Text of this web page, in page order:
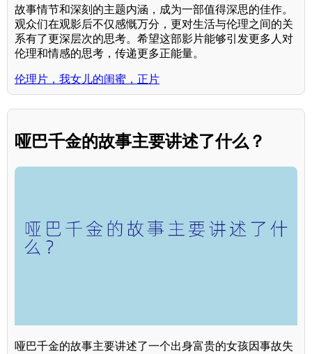
故事情节和深刻的主题内涵，成为一部值得深思的佳作。
观众们在观影后不仅感慨万分，更对生活与伦理之间的关
系有了更深层次的思考。希望这部影片能够引发更多人对
伦理和情感的思考，传递更多正能量。
伦理片，我女儿的闺蜜，正片
哑巴千金的故事主要讲述了什么？
哑巴千金的故事主要讲述了一个出身富贵的女孩因事故失